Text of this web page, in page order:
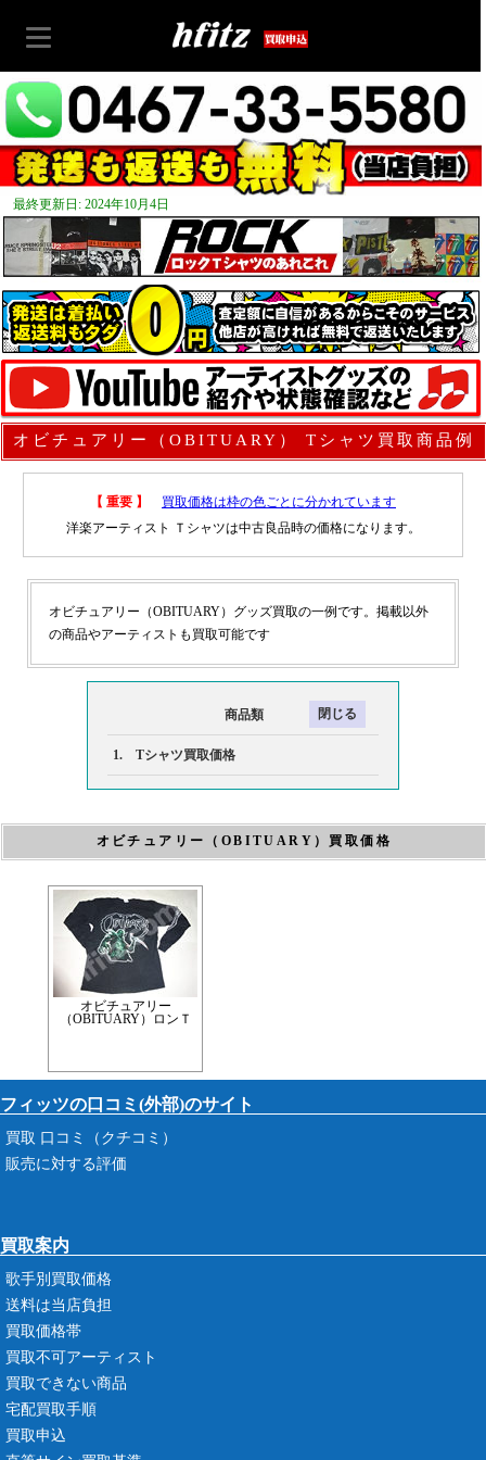
最終更新日: 2024年10月4日
オビチュアリー（OBITUARY） Tシャツ買取商品例
【 重要 】
買取価格は枠の色ごとに分かれています
洋楽アーティスト Ｔシャツは中古良品時の価格になります。
オビチュアリー（OBITUARY）グッズ買取の一例です。掲載以外
の商品やアーティストも買取可能です
商品類
1. Tシャツ買取価格
オビチュアリー（OBITUARY）買取価格
オビチュアリー
（OBITUARY）ロンＴ
フィッツの口コミ(外部)のサイト
買取 口コミ（クチコミ）
販売に対する評価
買取案内
歌手別買取価格
送料は当店負担
買取価格帯
買取不可アーティスト
買取できない商品
宅配買取手順
買取申込